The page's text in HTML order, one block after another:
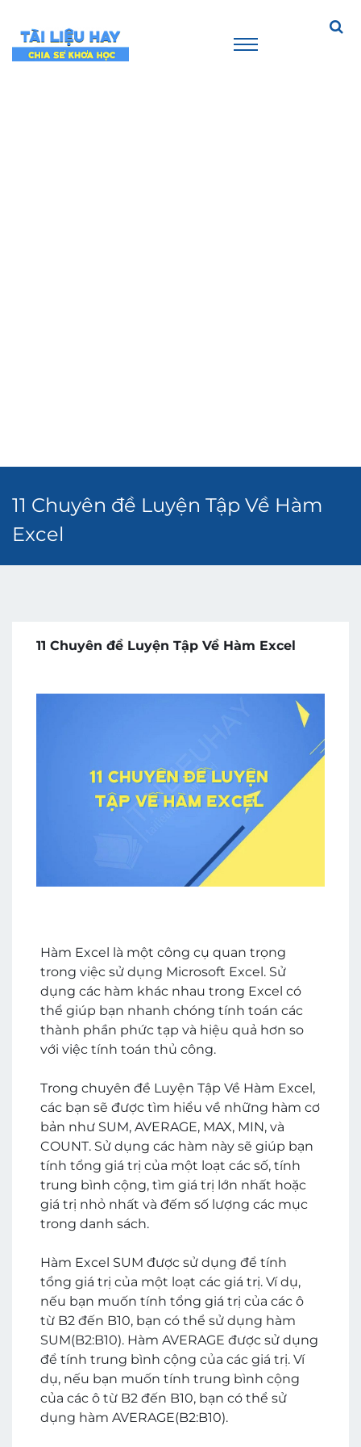
11 Chuyên đề Luyện Tập Về Hàm
Excel
11 Chuyên đề Luyện Tập Về Hàm Excel
Hàm Excel là một công cụ quan trọng
trong việc sử dụng Microsoft Excel. Sử
dụng các hàm khác nhau trong Excel có
thể giúp bạn nhanh chóng tính toán các
thành phần phức tạp và hiệu quả hơn so
với việc tính toán thủ công.
Trong chuyên đề Luyện Tập Về Hàm Excel,
các bạn sẽ được tìm hiểu về những hàm cơ
bản như SUM, AVERAGE, MAX, MIN, và
COUNT. Sử dụng các hàm này sẽ giúp bạn
tính tổng giá trị của một loạt các số, tính
trung bình cộng, tìm giá trị lớn nhất hoặc
giá trị nhỏ nhất và đếm số lượng các mục
trong danh sách.
Hàm Excel SUM được sử dụng để tính
tổng giá trị của một loạt các giá trị. Ví dụ,
nếu bạn muốn tính tổng giá trị của các ô
từ B2 đến B10, bạn có thể sử dụng hàm
SUM(B2:B10). Hàm AVERAGE được sử dụng
để tính trung bình cộng của các giá trị. Ví
dụ, nếu bạn muốn tính trung bình cộng
của các ô từ B2 đến B10, bạn có thể sử
dụng hàm AVERAGE(B2:B10).